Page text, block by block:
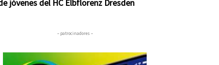
jóvenes del HC Elbflorenz Dresden
– patrocinadores –